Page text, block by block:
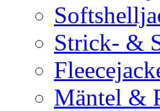
Strick- &
Mäntel &